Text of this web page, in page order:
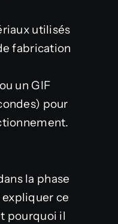
utilisés
fabrication
un GIF
pour
la phase
expliquer ce
pourquoi il